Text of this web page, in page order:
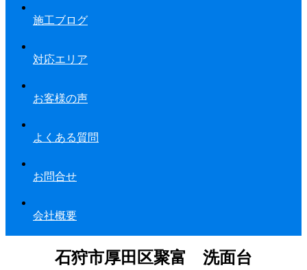
施工ブログ
対応エリア
お客様の声
よくある質問
お問合せ
会社概要
石狩市厚田区聚富 洗面台